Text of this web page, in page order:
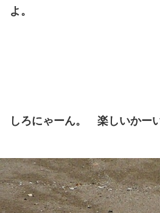
よ。
しろにゃーん。 楽しいかー